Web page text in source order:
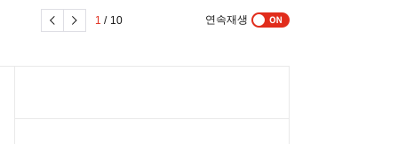
1 / 10 연속재생